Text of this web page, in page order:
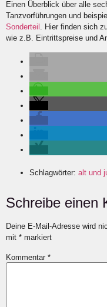
Einen Überblick über alle
Tanzvorführungen und
Sonderteil . Hier finden sich
wie z.B. Eintrittspreise und
Schlagwörter: alt und
Schreibe einen
Deine E-Mail-Adresse wird
mit * markiert
Kommentar *